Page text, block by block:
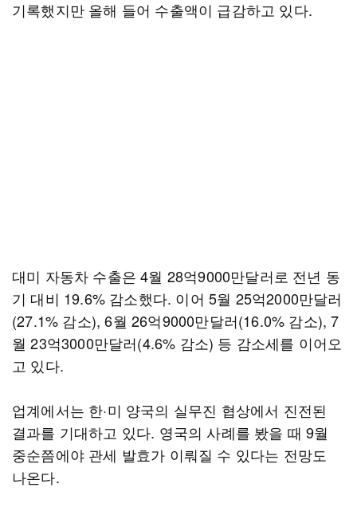
기록했지만 올해 들어 수출액이 급감하고 있다.
대미 자동차 수출은 4월 28억9000만달러로 전년 동
기 대비 19.6% 감소했다. 이어 5월 25억2000만달러
(27.1% 감소), 6월 26억9000만달러(16.0% 감소), 7
월 23억3000만달러(4.6% 감소) 등 감소세를 이어오
고 있다.
업계에서는 한·미 양국의 실무진 협상에서 진전된
결과를 기대하고 있다. 영국의 사례를 봤을 때 9월
중순쯤에야 관세 발효가 이뤄질 수 있다는 전망도
나온다.